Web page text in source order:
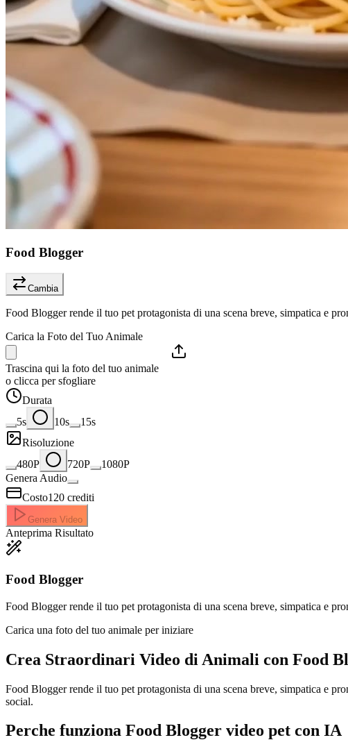
Food Blogger
Cambia
Food Blogger rende il tuo pet protagonista di una scena breve, simpatica e
Carica la Foto del Tuo Animale
Trascina qui la foto del tuo animale
o clicca per sfogliare
Durata
5s
10s
15s
Risoluzione
480P
720P
1080P
Genera Audio
Costo120 crediti
Genera Video
Anteprima Risultato
Food Blogger
Food Blogger rende il tuo pet protagonista di una scena breve, simpatica e
Carica una foto del tuo animale per iniziare
Crea Straordinari Video di Animali con Food
Food Blogger rende il tuo pet protagonista di una scena breve, simpatica e
social.
Perche funziona Food Blogger video pet con IA